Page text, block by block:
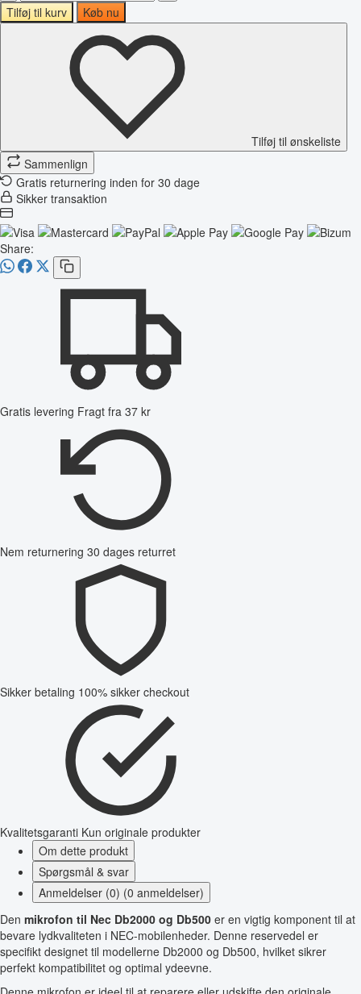
Tilføj til kurv
Køb nu
Tilføj til ønskeliste
Sammenlign
Gratis returnering inden for 30 dage
Sikker transaktion
Share:
Gratis levering Fragt fra 37 kr
Nem returnering 30 dages returret
Sikker betaling 100% sikker checkout
Kvalitetsgaranti Kun originale produkter
Om dette produkt
Spørgsmål & svar
Anmeldelser (0) (0 anmeldelser)
Den mikrofon til Nec Db2000 og Db500 er en vigtig komponent til at
bevare lydkvaliteten i NEC-mobilenheder. Denne reservedel er
specifikt designet til modellerne Db2000 og Db500, hvilket sikrer
perfekt kompatibilitet og optimal ydeevne.